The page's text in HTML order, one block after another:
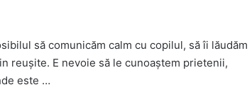
să comunicăm calm cu copilul, să îi lăudăm
reușite. E nevoie să le cunoaștem prietenii,
este …